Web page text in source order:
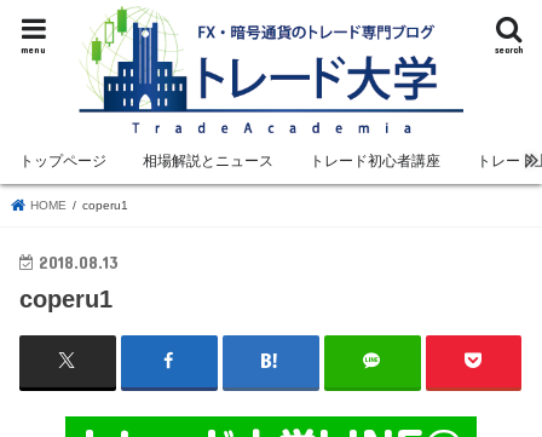
search
menu
トップページ 相場解説とニュース トレード初心者講座 トレード
HOME coperu1
2018.08.13
coperu1